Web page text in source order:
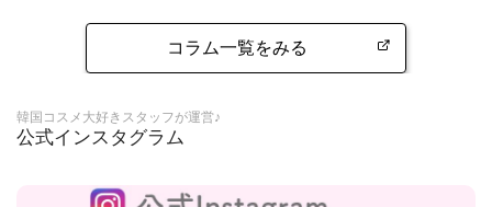
コラム一覧をみる
公式インスタグラム
韓国コスメ大好きスタッフが運営♪